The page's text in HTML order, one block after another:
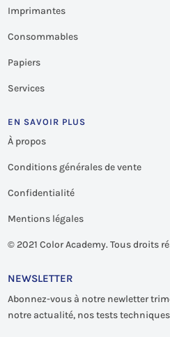
Imprimantes
Consommables
Papiers
Services
EN SAVOIR PLUS
À propos
Conditions générales de vente
Confidentialité
Mentions légales
© 2021 Color Academy. Tous droits
NEWSLETTER
Abonnez-vous à notre newletter
notre actualité, nos tests